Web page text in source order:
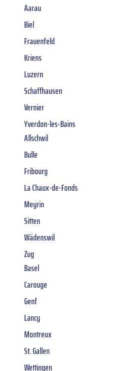
Aarau
Biel
Frauenfeld
Kriens
Luzern
Schaffhausen
Vernier
Yverdon-les-Bains
Allschwil
Bulle
Fribourg
La Chaux-de-Fonds
Meyrin
Sitten
Wädenswil
Zug
Basel
Carouge
Genf
Lancy
Montreux
St. Gallen
Wettingen